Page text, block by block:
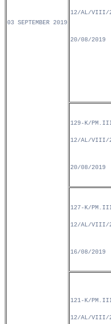
03 SEPTEMBER 2019
12/AL/VIII/
20/08/2019
129-K/
12/AL/VIII/
20/08/2019
127-K/
12/AL/VIII/
16/08/2019
121-K/
12/AL/VIII/